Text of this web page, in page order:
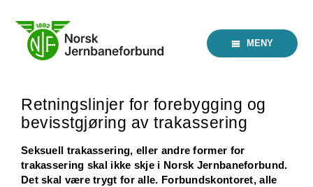
content
MENY
Retningslinjer for forebygging og
bevisstgjøring av trakassering
Seksuell trakassering, eller andre former for
trakassering skal ikke skje i Norsk Jernbaneforbund.
Det skal være trygt for alle. Forbundskontoret, alle